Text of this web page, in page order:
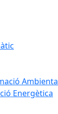
Energètica